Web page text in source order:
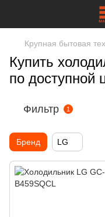
Крупная бытовая
Купить
по доступной
Фильтр 1
Бренд LG